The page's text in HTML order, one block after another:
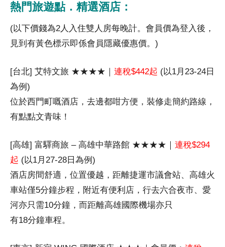
熱門旅遊點．精選酒店：
(以下價錢為2人入住雙人房每晚計。會員價為登入後，
見到有黃色標示即係會員隱藏優惠價。)
[台北] 艾特文旅 ★★★★｜ 連稅$442起 (以1月23-24日
為例)
位於西門町嘅酒店，去邊都咁方便，裝修走簡約路線，
有點點文青味！
[高雄] 富驛商旅 – 高雄中華路館 ★★★★｜ 連稅$294
起 (以1月27-28日為例)
酒店房間舒適，位置優越，距離捷運市議會站、高雄火
車站僅5分鐘步程，附近有便利店，行去六合夜市、愛
河亦只需10分鐘，而距離高雄國際機場亦只
有18分鐘車程。